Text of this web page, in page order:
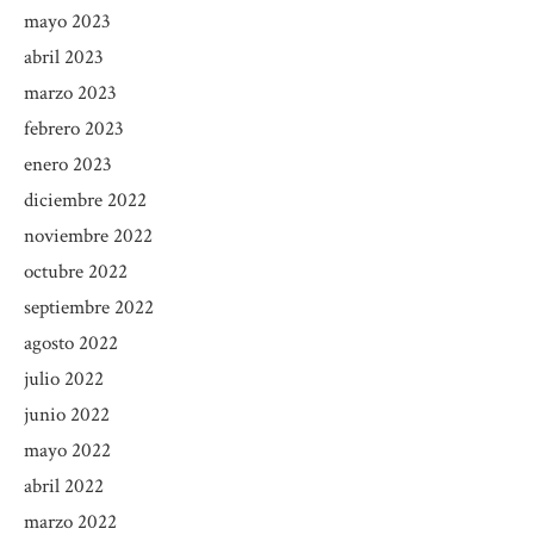
mayo 2023
abril 2023
marzo 2023
febrero 2023
enero 2023
diciembre 2022
noviembre 2022
octubre 2022
septiembre 2022
agosto 2022
julio 2022
junio 2022
mayo 2022
abril 2022
marzo 2022